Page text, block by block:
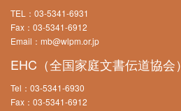
TEL：03-5341-6931
Fax：03-5341-6912
Email：mb@wlpm.or.jp
EHC（全国家庭文書伝道協会）
Tel：03-5341-6930
Fax：03-5341-6912